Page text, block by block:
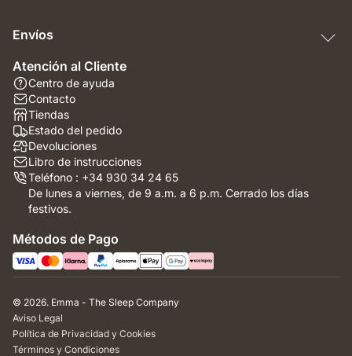
Envíos
Atención al Cliente
Centro de ayuda
Contacto
Tiendas
Estado del pedido
Devoluciones
Libro de instrucciones
Teléfono : +34 930 34 24 65
De lunes a viernes, de 9 a.m. a 6 p.m. Cerrado los días
festivos.
Métodos de Pago
© 2026. Emma - The Sleep Company
Aviso Legal
Política de Privacidad y Cookies
Términos y Condiciones